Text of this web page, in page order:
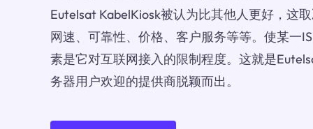
Eutelsat KabelKiosk被认为比其他人更好，这
网速、可靠性、价格、客户服务等等。使某一
素是它对互联网接入的限制程度。这就是
务器用户欢迎的提供商脱颖而出。